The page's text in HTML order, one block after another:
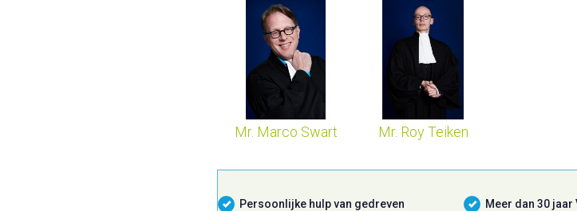
Mr. Marco Swart Mr. Roy Teiken
Persoonlijke hulp van gedreven
Meer dan 30 jaar